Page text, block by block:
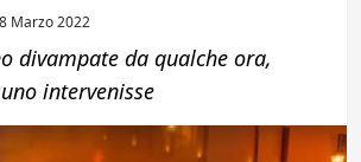
Marzo 2022
divampate da qualche ora,
intervenisse